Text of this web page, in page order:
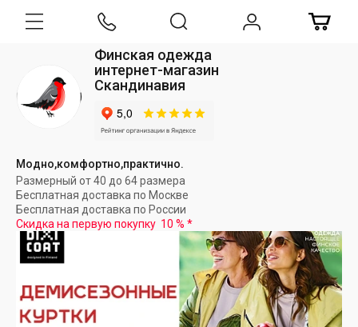
Финская одежда
интернет-магазин
Скандинавия
Модно,комфортно,практично.
Размерный от 40 до 64 размера
Бесплатная доставка по Москве
Бесплатная доставка по России
Скидка на первую покупку 10 % *